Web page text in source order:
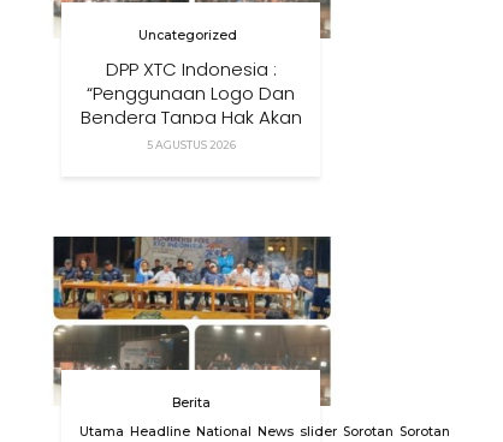
Uncategorized
DPP XTC Indonesia :
“Penggunaan Logo Dan
Bendera Tanpa Hak Akan
Ditindak”
5 AGUSTUS 2026
Berita
Utama
Headline National News slider Sorotan Sorotan